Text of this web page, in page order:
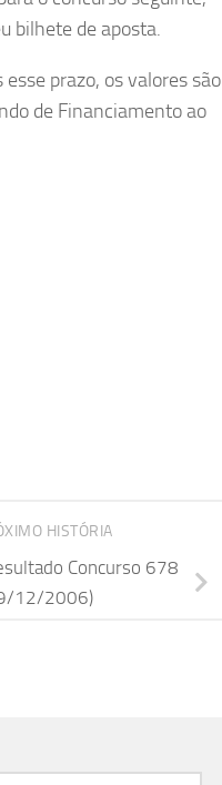
bilhete de aposta.
prazo, os valores são
de Financiamento ao
HISTÓRIA
Concurso 678
12/2006)